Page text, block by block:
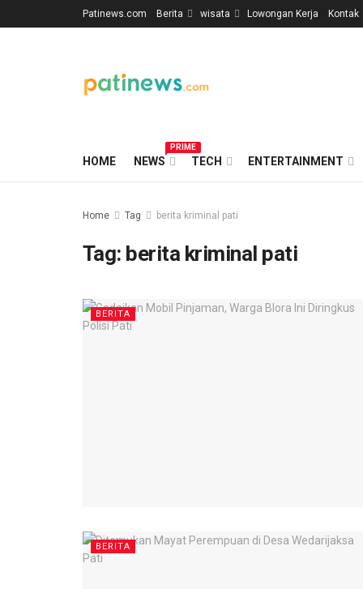
Patinews.com Berita wisata Lowongan Kerja Kontak
HOME NEWS
PRIME
TECH ENTERTAINMENT
Home Tag berita kriminal pati
Tag: berita kriminal pati
BERITA
BERITA